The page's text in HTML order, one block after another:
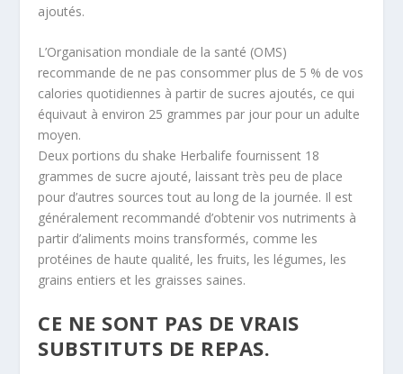
ajoutés.
L’Organisation mondiale de la santé (OMS)
recommande de ne pas consommer plus de 5 % de vos
calories quotidiennes à partir de sucres ajoutés, ce qui
équivaut à environ 25 grammes par jour pour un adulte
moyen.
Deux portions du shake Herbalife fournissent 18
grammes de sucre ajouté, laissant très peu de place
pour d’autres sources tout au long de la journée. Il est
généralement recommandé d’obtenir vos nutriments à
partir d’aliments moins transformés, comme les
protéines de haute qualité, les fruits, les légumes, les
grains entiers et les graisses saines.
CE NE SONT PAS DE VRAIS
SUBSTITUTS DE REPAS.